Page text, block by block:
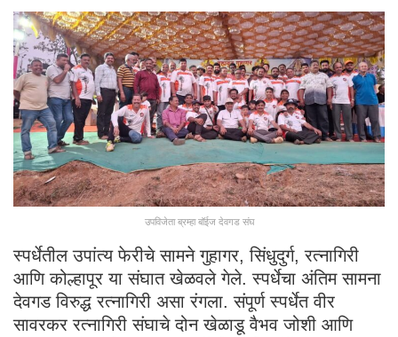
उपविजेता ब्रम्हा बॉईज देवगड संघ
स्पर्धेतील उपांत्य फेरीचे सामने गुहागर, सिंधुदुर्ग, रत्नागिरी
आणि कोल्हापूर या संघात खेळवले गेले. स्पर्धेचा अंतिम सामना
देवगड विरुद्ध रत्नागिरी असा रंगला. संपूर्ण स्पर्धेत वीर
सावरकर रत्नागिरी संघाचे दोन खेळाडू वैभव जोशी आणि